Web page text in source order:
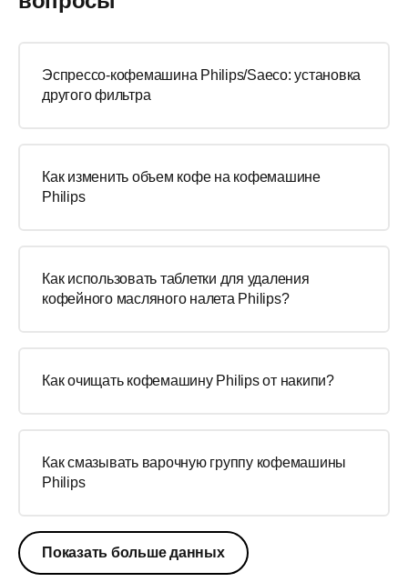
Эспрессо-кофемашина Philips/Saeco: установка
другого фильтра
Как изменить объем кофе на кофемашине
Philips
Как использовать таблетки для удаления
кофейного масляного налета Philips?
Как очищать кофемашину Philips от накипи?
Как смазывать варочную группу кофемашины
Philips
Показать больше данных